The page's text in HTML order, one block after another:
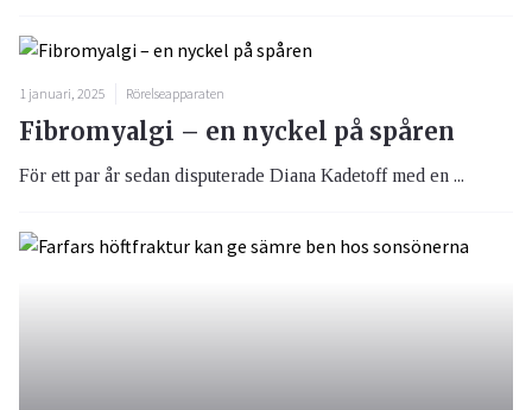
1 januari, 2025 Rörelseapparaten
Fibromyalgi – en nyckel på spåren
För ett par år sedan disputerade Diana Kadetoff med en ...